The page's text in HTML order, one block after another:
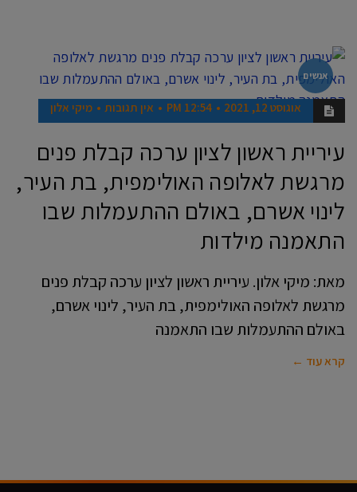
אנשים
אוגוסט 12, 2021 12:54 PM אין תגובות מיקי אלון
עיריית ראשון לציון ערכה קבלת פנים
מרגשת לאלופה האולימפית, בת העיר,
לינוי אשרם, באולם ההתעמלות שבו
התאמנה מילדות
מאת: מיקי אלון. עיריית ראשון לציון ערכה קבלת פנים
מרגשת לאלופה האולימפית, בת העיר, לינוי אשרם,
באולם ההתעמלות שבו התאמנה
קרא עוד ←